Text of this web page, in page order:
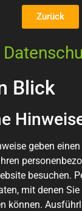
Zurück
Blick
geben
besuchen.
mit denen
können.